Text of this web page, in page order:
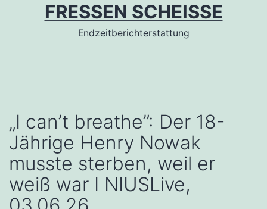
FRESSEN SCHEISSE
Endzeitberichterstattung
„I can’t breathe”: Der 18-
Jährige Henry Nowak
musste sterben, weil er
weiß war I NIUSLive,